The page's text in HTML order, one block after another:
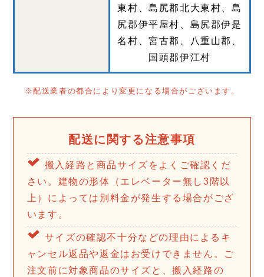
東村、島尻郡北大東村、島
尻郡伊平屋村、島尻郡伊是
名村、宮古郡、八重山郡、
国頭郡伊江村
※配送業者の都合により変更になる場合がございます。
配送に関する注意事項
搬入経路と商品サイズをよくご確認くだ
さい。建物の形体（エレベーター無し3階以
上）によっては別料金が発生する場合がござ
います。
サイズの確認不十分などの理由によるキ
ャンセル返品や返金はお受けできません。ご
注文前に対象商品のサイズと、搬入経路の